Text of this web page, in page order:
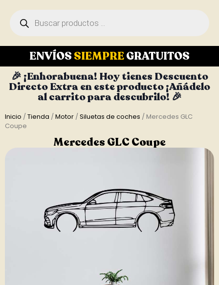
ENVÍOS SIEMPREGRATUITOS
🎉 ¡Enhorabuena! Hoy tienes Descuento
Directo Extra en este producto ¡Añádelo
al carrito para descubrilo! 🎉
Inicio /Tienda /Motor /Siluetas de coches / Mercedes GLC
Coupe
Mercedes GLC Coupe